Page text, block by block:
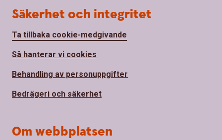
Säkerhet och integritet
Ta tillbaka cookie-medgivande
Så hanterar vi cookies
Behandling av personuppgifter
Bedrägeri och säkerhet
Om webbplatsen